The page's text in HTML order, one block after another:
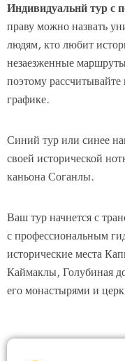
Индивидуальнй тур с
праву можно назвать
людям, кто любит
незаезженные
поэтому
графике.
Синий тур или синее
своей исторической
каньона Соганлы.
Ваш тур начнется с
с профессиональным
исторические места
Каймаклы, Голубиная
его монастырями и